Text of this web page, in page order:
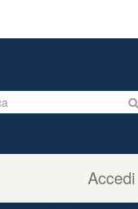
Accedi